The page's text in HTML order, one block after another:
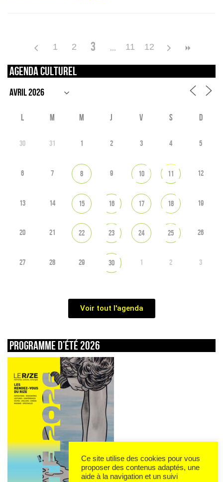
1 2 3 11 12
Agenda culturel
L M M J V S D
30 31 1 2 3 4 5
6 7 8 9 10 11 12
13 14 15 16 17 18 19
20 21 22 23 24 25 26
27 28 29 30 1 2 3
Voir tout l'agenda
Programme d’été 2026
Ce site utilise des cookies pour vous
proposer des contenus adaptés, une
aide à la navigation et un suivi